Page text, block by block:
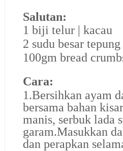
Salutan:
1 biji telur | kacau
2 sudu besar
100gm bread
Cara:
1.Bersihkan ayam
bersama bahan
manis, serbuk lada
garam.Masukkan
dan perapkan